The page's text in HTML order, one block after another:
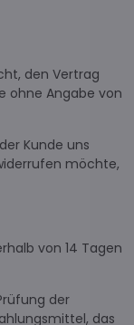
den Vertrag
ohne Angabe von
Kunde uns
möchte,
von 14 Tagen
der
das